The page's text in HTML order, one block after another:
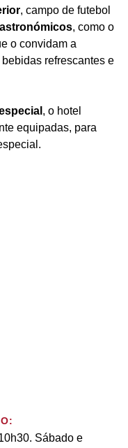
, campo de futebol
, como o
o convidam a
refrescantes e
, o hotel
equipadas, para
Sábado e